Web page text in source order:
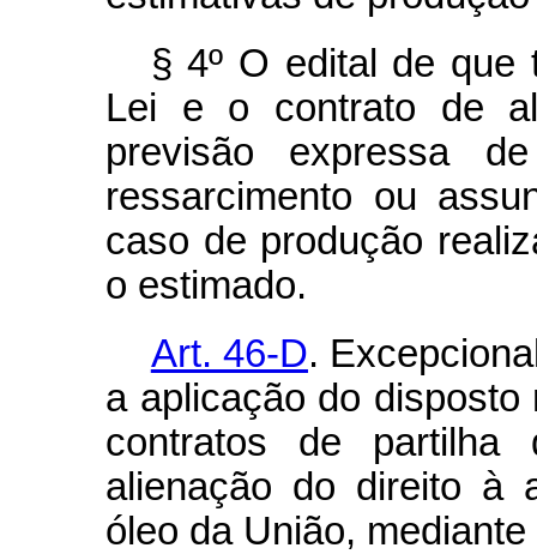
§ 4º O edital de que
Lei e o contrato de
previsão expressa
ressarcimento ou
caso de produção
o estimado.
Art. 46-D.
a aplicação do
contratos de
alienação do direito à
óleo da União,